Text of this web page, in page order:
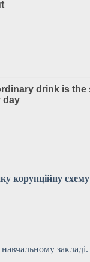
корупційну схему
закладі.